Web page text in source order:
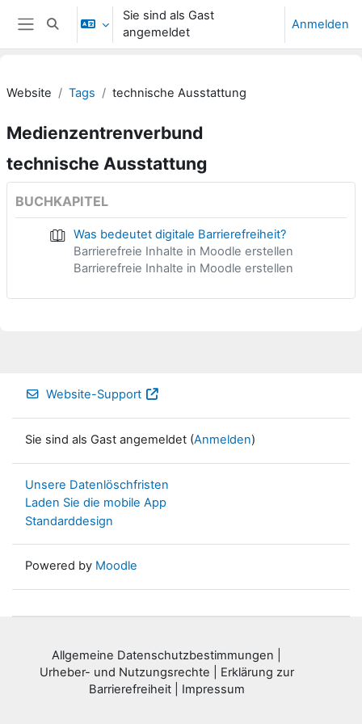
Zum Hauptinhalt
Website-Übersicht
Sucheingabe umschalten
Sie sind als Gast
angemeldet
Anmelden
Website Tags technische Ausstattung
Medienzentrenverbund
technische Ausstattung
BUCHKAPITEL
Was bedeutet digitale Barrierefreiheit?
Barrierefreie Inhalte in Moodle erstellen
Barrierefreie Inhalte in Moodle erstellen
Website-Support
Sie sind als Gast angemeldet (Anmelden)
Unsere Datenlöschfristen
Laden Sie die mobile App
Standarddesign
Powered by Moodle
Allgemeine Datenschutzbestimmungen
Urheber- und Nutzungsrechte
Erklärung zur
Barrierefreiheit| Impressum